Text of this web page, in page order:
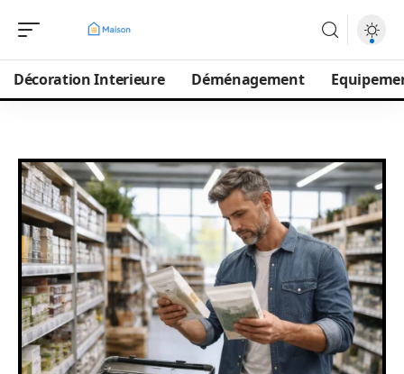
Décoration Interieure Déménagement